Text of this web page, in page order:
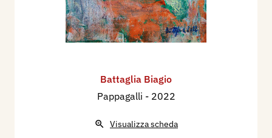
Battaglia Biagio
Pappagalli - 2022
Visualizza scheda